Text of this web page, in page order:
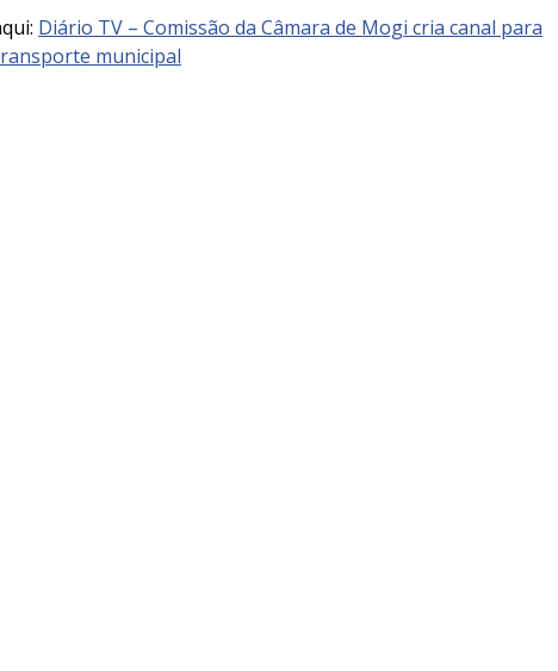
Diário TV – Comissão da Câmara de Mogi cria canal para
municipal